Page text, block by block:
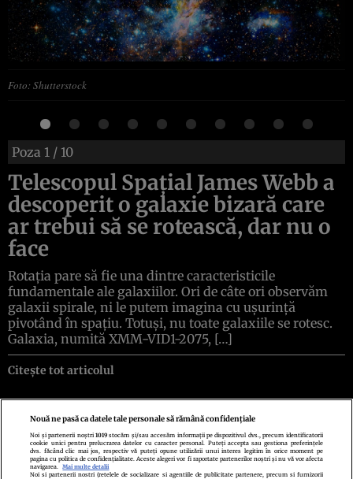
Foto: Shutterstock
Poza 1 / 10
Telescopul Spațial James Webb a
descoperit o galaxie bizară care
ar trebui să se rotească, dar nu o
face
Rotația pare să fie una dintre caracteristicile
fundamentale ale galaxiilor. Ori de câte ori observăm
galaxii spirale, ni le putem imagina cu ușurință
pivotând în spațiu. Totuși, nu toate galaxiile se rotesc.
Galaxia, numită XMM-VID1-2075, […]
Citește tot articolul
Politica de confidenţialitatePolitica de cookiesTermeni şi condiţii
Echipa redacționalăContactSetări Cookies
Nouă ne pasă ca datele tale personale să rămână confidențiale
Noi și partenerii noștri1019 stocăm și/sau accesăm informații pe dispozitivul dvs., precum identificatorii
cookie unici pentru prelucrarea datelor cu caracter personal. Puteți accepta sau gestiona preferințele
dvs. făcând clic mai jos, respectiv vă puteți opune utilizării unui interes legitim în orice moment pe
pagina cu politica de confidențialitate. Aceste alegeri vor fi raportate partenerilor noștri și nu vă vor afecta
navigarea.
Mai multe detalii
Noi si partenerii nostri (retelele de socializare si agentiile de publicitate partenere, precum si furnizorii